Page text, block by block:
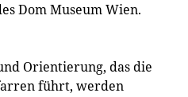
Dom Museum Wien.
Orientierung, das die
führt, werden